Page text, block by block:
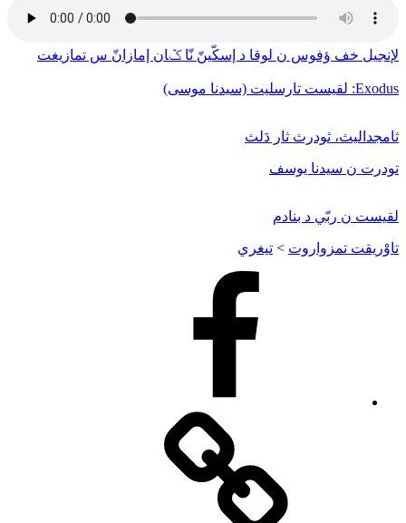
لإنجيل خف ﺅفوس ن لوقا د إسكّينّ نّا ݣان إمازانّ س تمازيغت
Exodus: لقيست تارسليت (سيدنا موسى)
ثامجداليث، ثودرث ثار دَلث
تودرت ن سيدنا يوسف
لقيست ن ربّي د بنادم
تاوْريقت تمزواروت > تيغري